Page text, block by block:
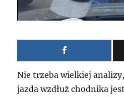
Nie trzeba wielkiej
jazda wzdłuż chodnika